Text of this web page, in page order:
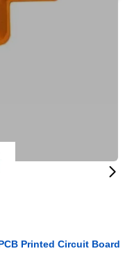
Printed Circuit Board